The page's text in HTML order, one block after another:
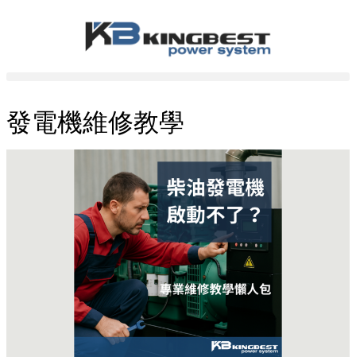
發電機維修教學